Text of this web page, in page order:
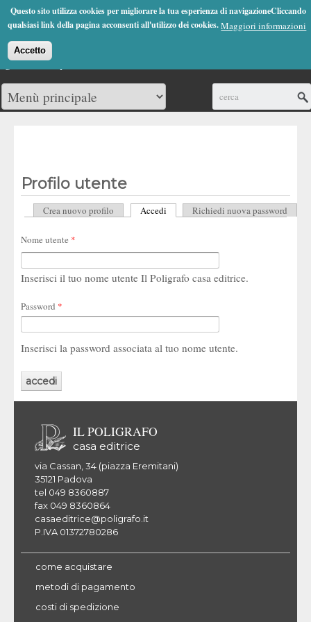
Questo sito utilizza cookies per migliorare la tua esperienza di navigazioneCliccando
qualsiasi link della pagina acconsenti all'utilizzo dei cookies.Maggiori informazioni
Accetto
Jump to Navigation
(0)
Profilo utente
Schede primarie
Crea nuovo profilo Accedi (scheda attiva)
Richiedi nuova password
Nome utente *
Inserisci il tuo nome utente Il Poligrafo casa editrice.
Password *
Inserisci la password associata al tuo nome utente.
IL POLIGRAFO
casa editrice
via Cassan, 34 (piazza Eremitani)
35121 Padova
tel 049 8360887
fax 049 8360864
casaeditrice@poligrafo.it
P.IVA 01372780286
come acquistare
metodi di pagamento
costi di spedizione